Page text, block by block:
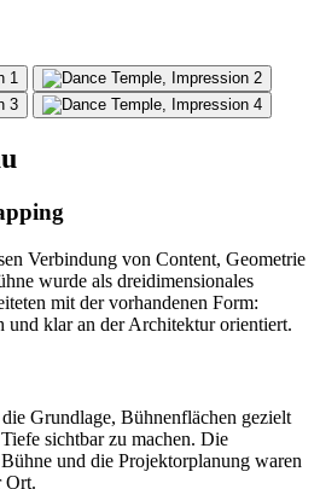
Verbindung von Content, Geometrie
wurde als dreidimensionales
mit der vorhandenen Form:
und klar an der Architektur orientiert.
Grundlage, Bühnenflächen gezielt
sichtbar zu machen. Die
und die Projektorplanung waren
Ort.